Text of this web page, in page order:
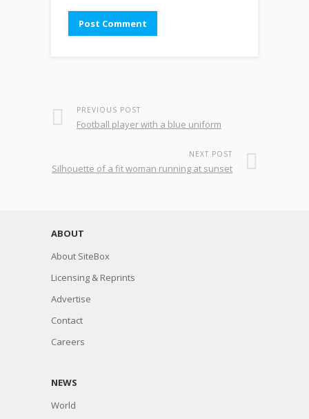
PREVIOUS POST
Football player with a blue uniform
NEXT POST
Silhouette of a fit woman running at sunset
ABOUT
About SiteBox
Licensing & Reprints
Advertise
Contact
Careers
NEWS
World